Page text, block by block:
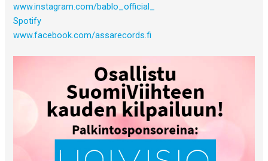
www.instagram.com/bablo_official_
Spotify
www.facebook.com/assarecords.fi